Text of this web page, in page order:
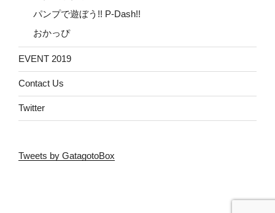
パンプで遊ぼう!! P-Dash!!
おかっぴ
EVENT 2019
Contact Us
Twitter
Tweets by GatagotoBox